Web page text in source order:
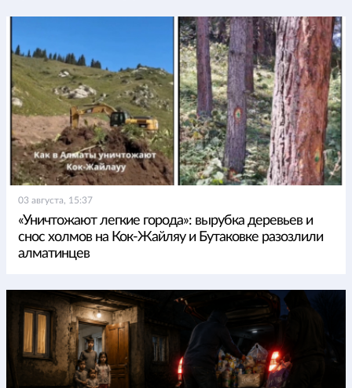
03 августа, 15:37
«Уничтожают легкие города»: вырубка деревьев и
снос холмов на Кок-Жайляу и Бутаковке разозлили
алматинцев